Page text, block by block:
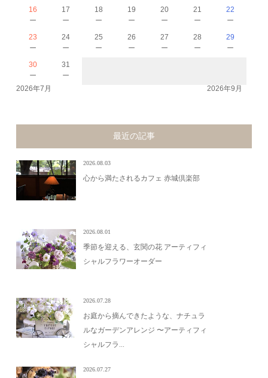
16
－
17
－
18
－
19
－
20
－
21
－
22
－
23
－
24
－
25
－
26
－
27
－
28
－
29
－
30
－
31
－
2026年7月 2026年9月
最近の記事
2026.08.03
心から満たされるカフェ 赤城倶楽部
2026.08.01
季節を迎える、玄関の花 アーティフィ
シャルフラワーオーダー
2026.07.28
お庭から摘んできたような、ナチュラ
ルなガーデンアレンジ 〜アーティフィ
シャルフラ...
2026.07.27